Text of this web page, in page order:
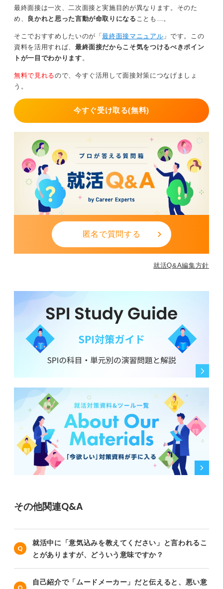
最終面接は一次、二次面接と実施目的が異なります。そのた
め、
良かれと思った言動が命取りになる ことも…。
そこでおすすめしたいのが「最終面接マニュアル 」です。この
資料を活用すれば、 最終面接だからこそ気をつけるべきポイン
トが一目でわかります。
無料で見れるので、今すぐ活用して面接対策につなげましょ
う。
今すぐ受け取る(無料)
匿名で質問する
就活Q&A編集方針
その他関連Q&A
就活中に「意気込みを教えてください」と言われるこ
とがありますが、どういう意味ですか？
自己紹介で「ムードメーカー」だと伝えると、悪い意